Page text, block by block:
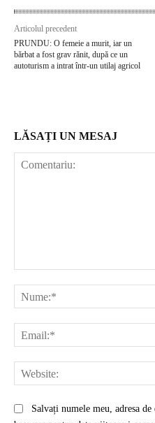
Articolul precedent
PRUNDU: O femeie a murit, iar un
bărbat a fost grav rănit, după ce un
autoturism a intrat într-un utilaj agricol
LĂSAȚI UN MESAJ
Salvați numele meu, adresa